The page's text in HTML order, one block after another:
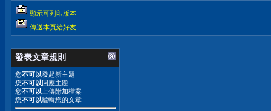
顯示可列印版本
傳送本頁給好友
發表文章規則
您不可以發起新主題
您不可以回應主題
您不可以 上傳附加檔案
您不可以編輯您的文章